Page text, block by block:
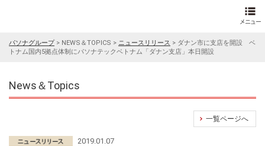
パソナグループ> NEWS＆TOPICS > ニュースリリース > ダナン市に支店を開設 ベ
トナム国内5拠点体制にパソナテックベトナム「ダナン支店」本日開設
News＆Topics
一覧ページへ
2019.01.07